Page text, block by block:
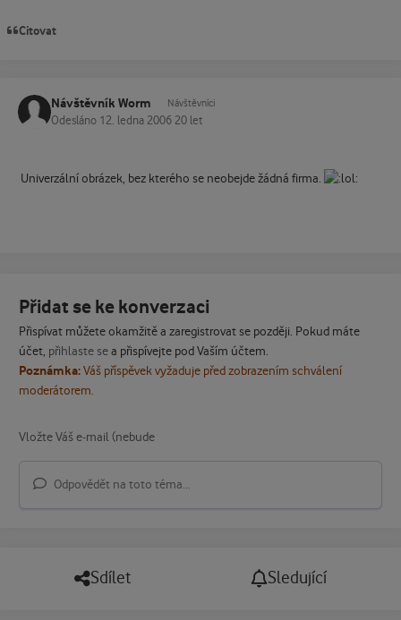
Citovat
Návštěvník Worm Návštěvníci
Odesláno 12. ledna 2006 20 let
Univerzální obrázek, bez kterého se neobejde žádná firma.
Přidat se ke konverzaci
Přispívat můžete okamžitě a zaregistrovat se později. Pokud máte
účet, přihlaste sea přispívejte pod Vaším účtem.
Poznámka:Váš příspěvek vyžaduje před zobrazením schválení
moderátorem.
Odpovědět na toto téma...
Sdílet Sledující